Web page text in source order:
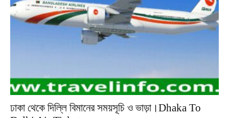
ঢাকা থেকে দিল্লি বিমানের সময়সূচি ও ভাড়া।Dhaka To